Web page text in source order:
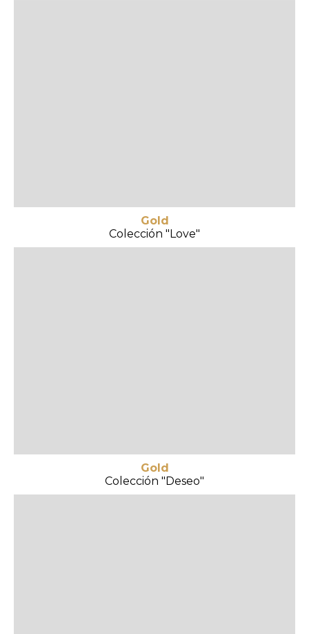
Gold
Colección "Love"
Gold
Colección "Deseo"